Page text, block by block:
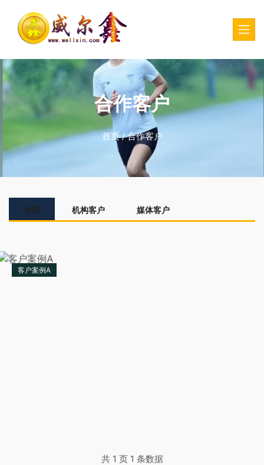
合作客户
首页/合作客户
全部 机构客户 媒体客户
客户案例A
共 1 页 1 条数据